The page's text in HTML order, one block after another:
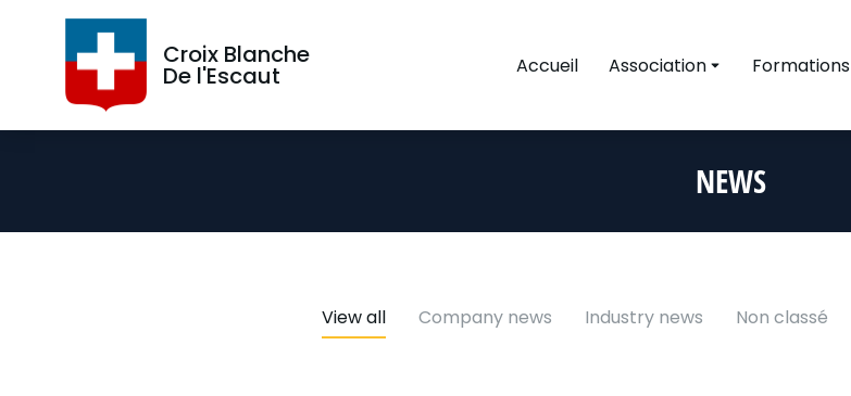
Croix Blanche
De l'Escaut Accueil Association Formations
NEWS
View all Company news Industry news Non classé